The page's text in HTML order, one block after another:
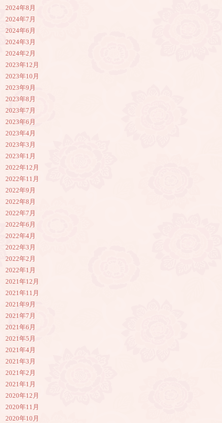
2024年8月
2024年7月
2024年6月
2024年3月
2024年2月
2023年12月
2023年10月
2023年9月
2023年8月
2023年7月
2023年6月
2023年4月
2023年3月
2023年1月
2022年12月
2022年11月
2022年9月
2022年8月
2022年7月
2022年6月
2022年4月
2022年3月
2022年2月
2022年1月
2021年12月
2021年11月
2021年9月
2021年7月
2021年6月
2021年5月
2021年4月
2021年3月
2021年2月
2021年1月
2020年12月
2020年11月
2020年10月